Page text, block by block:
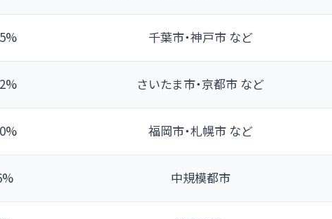
千葉市・神戸市 など
さいたま市・京都市 など
福岡市・札幌市 など
中規模都市